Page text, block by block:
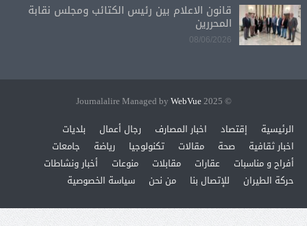
قانون الاعلام بين رئيس الكتائب ومجلس نقابة
المحررين
08/06/2026
© 2025 Journalalire Managed by
WebVue
الرئيسية
إقتصاد اخبار المصارف رجال أعمال
بلديات
اخبار ثقافية
صحة مقالات تكنولوجيا رياضة
جامعات
أفراح و مناسبات
عقارات مقابلات منوعات
أخبار ونشاطات
حركة الطيران
للإتصال بنا من نحن سياسة الخصوصية